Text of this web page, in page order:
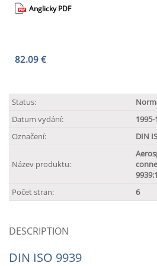
Anglicky PDF
82.09 €
Status:
Datum vydání:
1995-
Označení:
DIN
Název produktu:
Počet stran:
6
DESCRIPTION
DIN ISO 9939